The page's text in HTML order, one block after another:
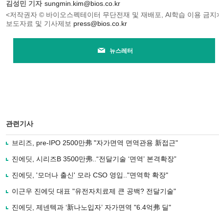
김성민 기자 sungmin.kim@bios.co.kr
<저작권자 © 바이오스펙테이터 무단전재 및 재배포, AI학습 이용 금지
보도자료 및 기사제보 press@bios.co.kr
뉴스레터
관련기사
브리즈, pre-IPO 2500만弗 "자가면역 면역관용 新접근"
진에딧, 시리즈B 3500만弗..“전달기술 ‘면역’ 본격확장”
진에딧, '모더나 출신' 모라 CSO 영입.."면역학 확장"
이근우 진에딧 대표 "유전자치료제 큰 공백? 전달기술"
진에딧, 제넨텍과 ‘新나노입자’ 자가면역 "6.4억弗 딜"